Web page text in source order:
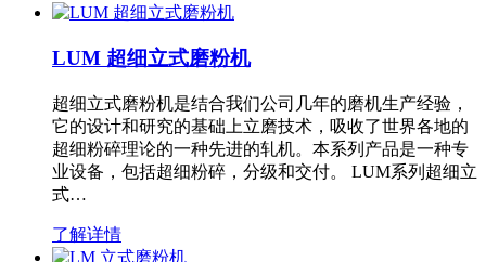
LUM 超细立式磨粉机
超细立式磨粉机是结合我们公司几年的磨机生产经验，
它的设计和研究的基础上立磨技术，吸收了世界各地的
超细粉碎理论的一种先进的轧机。本系列产品是一种专
业设备，包括超细粉碎，分级和交付。 LUM系列超细立
式…
了解详情